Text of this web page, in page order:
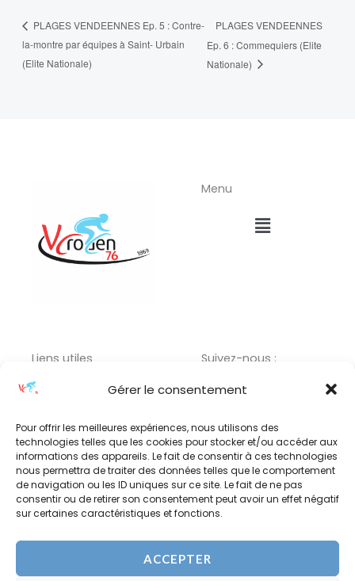
Gérer le consentement
Pour offrir les meilleures expériences, nous utilisons des
technologies telles que les cookies pour stocker et/ou accéder aux
informations des appareils. Le fait de consentir à ces technologies
nous permettra de traiter des données telles que le comportement
de navigation ou les ID uniques sur ce site. Le fait de ne pas
consentir ou de retirer son consentement peut avoir un effet négatif
sur certaines caractéristiques et fonctions.
ACCEPTER
PLAGES VENDEENNES Ep. 5 : Contre-
la-montre par équipes à Saint- Urbain
(Elite Nationale)
PLAGES VENDEENNES
Ep. 6 : Commequiers (Elite
Nationale)
Menu
Menu
Liens utiles
Menu
Suivez-nous :
F
c
e
b
o
o
k
e
d
i
s
t
a
g
r
m
Adresse :
17 RUE PAUL BERT,
ETIENNE-DU-ROUVRAY